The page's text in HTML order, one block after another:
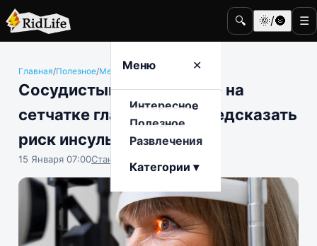
🔍 🌞/🌚 ☰
Меню ✕
Интересное
Полезное
Развлечения
Категории ▾
Главная/Полезное/Медицина и здоровье
Сосудистый «отпечаток» на
сетчатке глаза может предсказать
риск инсульта
15 Января 07:00Станислав Тимонов